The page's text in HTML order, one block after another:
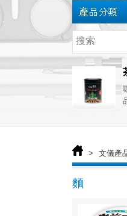
> 文儀產
麵